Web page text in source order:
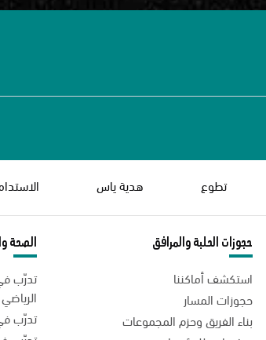
تطوع هدية ياس
حجوزات الحلبة والمرافق
استكشف أماكننا
حجوزات المسار
بناء الفريق وحزم المجموعات
الصحة
تدرّب
الرياضي
تدرّب